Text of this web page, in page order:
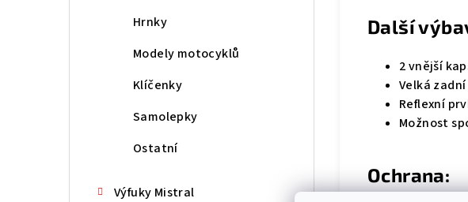
Hrnky
Modely motocyklů
Klíčenky
Samolepky
Ostatní
Výfuky Mistral
Další
2 vnější
Velká
Reflexní
Možnost
Ochrana: